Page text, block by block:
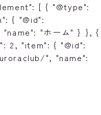
[ { "@type":
{ "@id":
"ホーム" } }, {
2, "item": { "@id":
", "name":